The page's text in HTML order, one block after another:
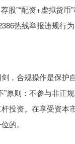
股”“配资+虚拟货币
热线举报违规行为
，合规操作是保护
”原则：不参与非正
投资。在享受资本
的。